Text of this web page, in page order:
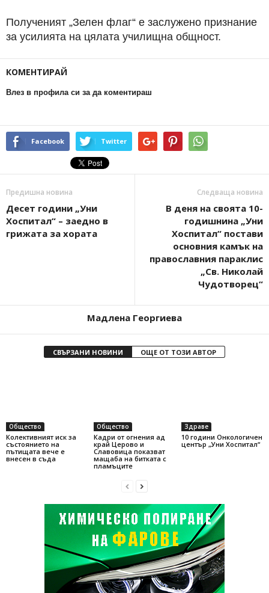
Полученият „Зелен флаг“ е заслужено признание
за усилията на цялата училищна общност.
КОМЕНТИРАЙ
Влез в профила си за да коментираш
Facebook Twitter
Предишна новина
Десет години „Уни
Хоспитал“ – заедно в
грижата за хората
Следваща новина
В деня на своята 10-
годишнина „Уни
Хоспитал“ постави
основния камък на
православния параклис
„Св. Николай
Чудотворец“
Мадлена Георгиева
СВЪРЗАНИ НОВИНИ ОЩЕ ОТ ТОЗИ АВТОР
Общество
Колективният иск за
състоянието на
пътищата вече е
внесен в съда
Общество
Кадри от огнения ад
край Церово и
Славовица показват
мащаба на битката с
пламъците
Здраве
10 години Онкологичен
център „Уни Хоспитал“